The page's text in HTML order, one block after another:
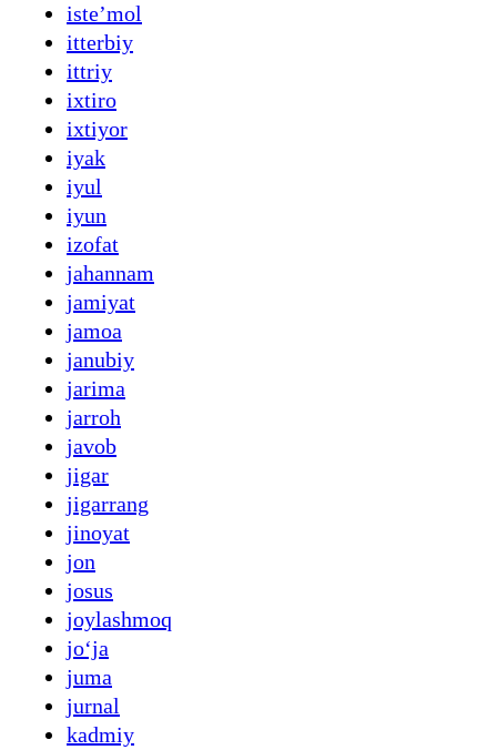
isteʼmol
itterbiy
ittriy
ixtiro
ixtiyor
iyak
iyul
iyun
izofat
jahannam
jamiyat
jamoa
janubiy
jarima
jarroh
javob
jigar
jigarrang
jinoyat
jon
josus
joylashmoq
joʻja
juma
jurnal
kadmiy